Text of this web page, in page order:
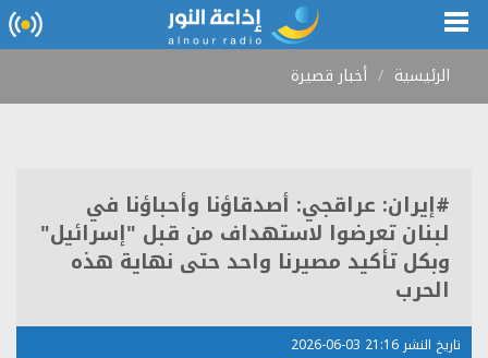
الرئيسية أخبار قصيرة
#إيران: عراقجي: أصدقاؤنا وأحباؤنا في
لبنان تعرضوا لاستهداف من قبل "إسرائيل"
وبكل تأكيد مصيرنا واحد حتى نهاية هذه
الحرب
تاريخ النشر 21:16 03-06-2026